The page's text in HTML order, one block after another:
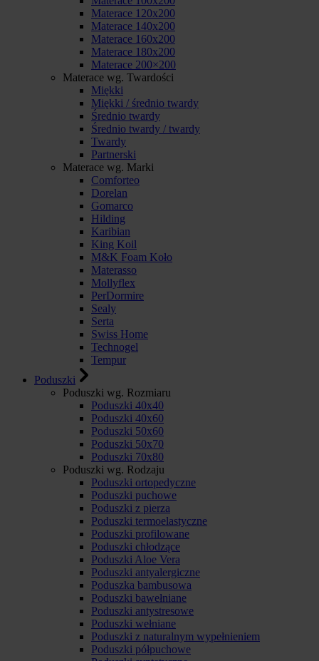
Materace 120x200
Materace 140x200
Materace 160x200
Materace 180x200
Materace 200×200
Materace wg. Twardości
Miękki
Miękki / średnio twardy
Średnio twardy
Średnio twardy / twardy
Twardy
Partnerski
Materace wg. Marki
Comforteo
Dorelan
Gomarco
Hilding
Karibian
King Koil
M&K Foam Koło
Materasso
Mollyflex
PerDormire
Sealy
Serta
Swiss Home
Technogel
Tempur
Poduszki
Poduszki wg. Rozmiaru
Poduszki 40x40
Poduszki 40x60
Poduszki 50x60
Poduszki 50x70
Poduszki 70x80
Poduszki wg. Rodzaju
Poduszki ortopedyczne
Poduszki puchowe
Poduszki z pierza
Poduszki termoelastyczne
Poduszki profilowane
Poduszki chłodzące
Poduszki Aloe Vera
Poduszki antyalergiczne
Poduszka bambusowa
Poduszki bawełniane
Poduszki antystresowe
Poduszki wełniane
Poduszki z naturalnym wypełnieniem
Poduszki półpuchowe